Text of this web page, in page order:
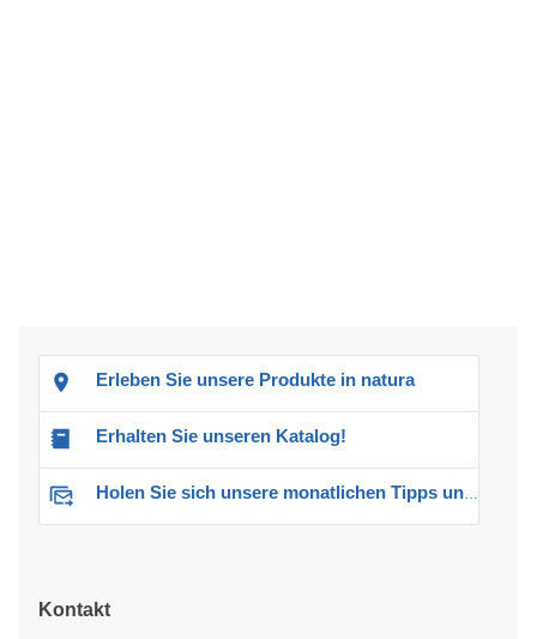
Erleben Sie unsere Produkte in natura
Erhalten Sie unseren Katalog!
Holen Sie sich unsere monatlichen Tipps und Angebote
Kontakt